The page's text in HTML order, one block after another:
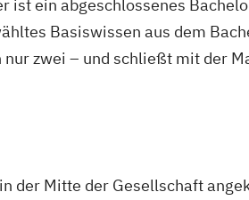
ist ein abgeschlossenes
Basiswissen aus dem
zwei – und schließt mit der
Mitte der Gesellschaft